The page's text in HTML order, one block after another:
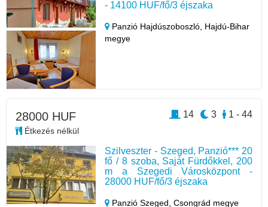
- 14100 HUF/fő/3 éjszaka
Panzió Hajdúszoboszló, Hajdú-Bihar
megye
Szilveszter - Szeged, Panzió*** 20
fő / 8 szoba, Saját Fürdőkkel, 200
m a Szegedi Városközpont -
28000 HUF/fő/3 éjszaka
Panzió Szeged,Csongrád megye
28000 HUF
Étkezés nélkül
1 - 44
3
14